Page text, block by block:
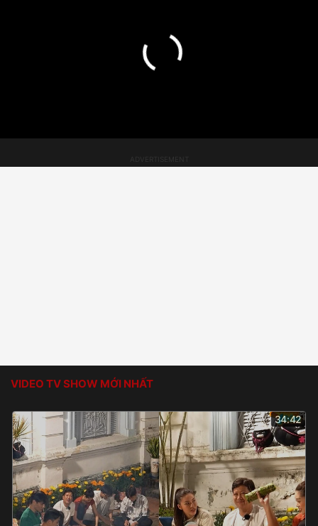
VIDEO TV SHOW MỚI NHẤT
34:42